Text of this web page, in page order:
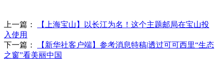
上一篇：
【上海宝山】以长江为名！这个主题邮局在宝山投
入使用
下一篇：
【新华社客户端】参考消息特稿|透过可可西里“生态
之窗”看美丽中国